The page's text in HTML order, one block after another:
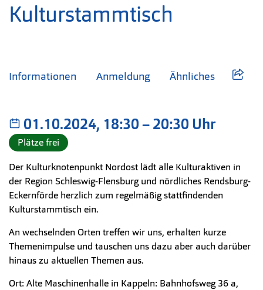
Kulturstammtisch
Informationen Anmeldung Ähnliches
01.10.2024, 18:30–bis
20:30 Uhr
Plätze frei
Der Kulturknotenpunkt Nordost lädt alle Kulturaktiven in
der Region Schleswig-Flensburg und nördliches Rendsburg-
Eckernförde herzlich zum regelmäßig stattfindenden
Kulturstammtisch ein.
An wechselnden Orten treffen wir uns, erhalten kurze
Themenimpulse und tauschen uns dazu aber auch darüber
hinaus zu aktuellen Themen aus.
Ort: Alte Maschinenhalle in Kappeln: Bahnhofsweg 36 a,